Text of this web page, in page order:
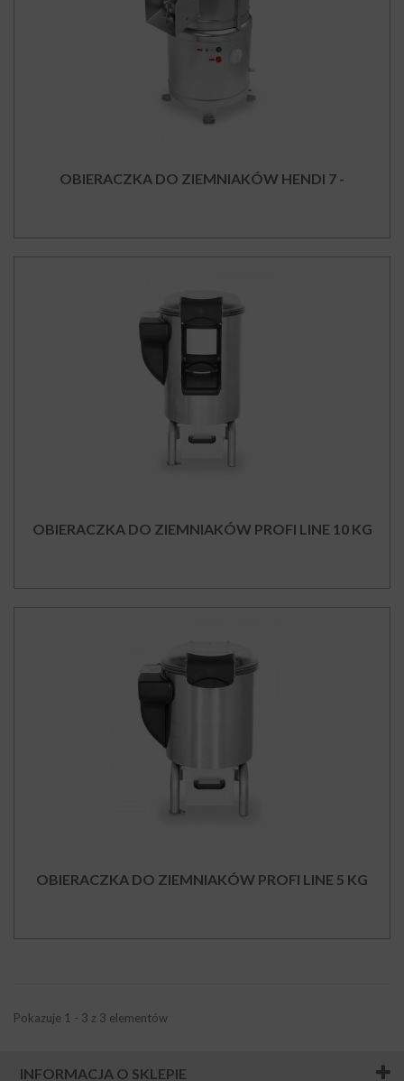
OBIERACZKA DO ZIEMNIAKÓW HENDI 7 -
OBIERACZKA DO ZIEMNIAKÓW PROFI LINE 10 KG
OBIERACZKA DO ZIEMNIAKÓW PROFI LINE 5 KG
Pokazuje 1 - 3 z 3 elementów
INFORMACJA O SKLEPIE